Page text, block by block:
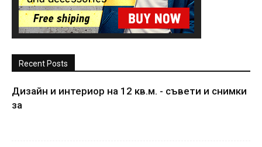
Recent Posts
Дизайн и интериор на 12 кв.м. - съвети и снимки
за